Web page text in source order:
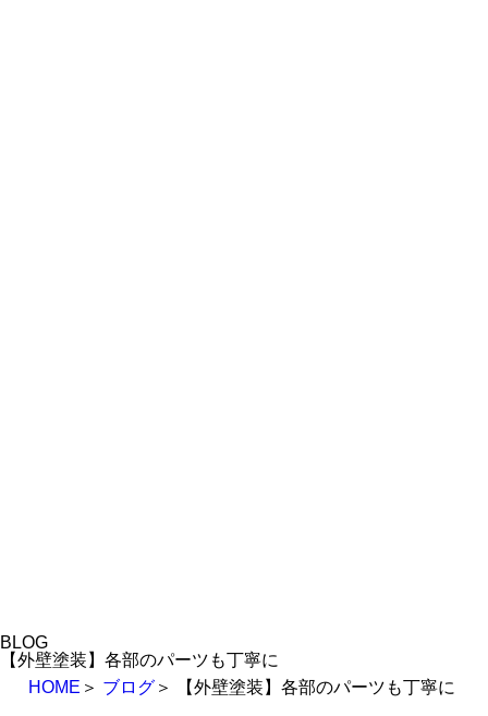
BLOG
【外壁塗装】各部のパーツも丁寧に
HOME ＞ ブログ ＞ 【外壁塗装】各部のパーツも丁寧に